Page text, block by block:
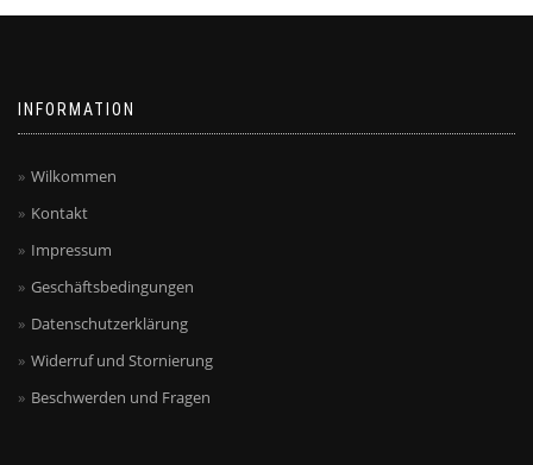
auf
können
werden
INFORMATION
Wilkommen
Kontakt
Impressum
Geschäftsbedingungen
Datenschutzerklärung
Widerruf und Stornierung
Beschwerden und Fragen